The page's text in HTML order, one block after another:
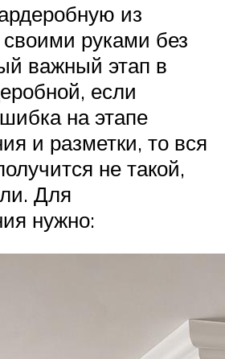
из
своими руками без
важный этап в
если
на этапе
и разметки, то вся
не такой,
Для
нужно: